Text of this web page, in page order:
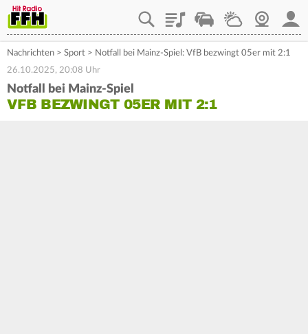
PlaylistStaupilotWetterWebcam
Nachrichten > Sport > Notfall bei Mainz-Spiel: VfB bezwingt 05er mit 2:1
26.10.2025, 20:08 Uhr
Notfall bei Mainz-Spiel
VFB BEZWINGT 05ER MIT 2:1